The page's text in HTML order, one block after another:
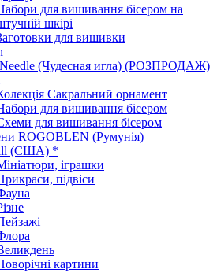
для вишивання бісером на
шкірі
для вишивки
(Чудесная игла) (РОЗПРОДАЖ)
Сакральний орнамент
для вишивання бісером
для вишивання бісером
ROGOBLEN (Румунія)
(США) *
іграшки
підвіси
картини